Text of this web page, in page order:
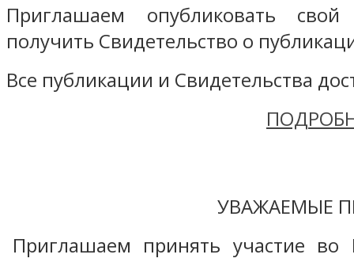
Приглашаем опубликовать
получить Свидетельство о
Все публикации и Свидетельства
УВАЖАЕМЫЕ
Приглашаем принять участие во